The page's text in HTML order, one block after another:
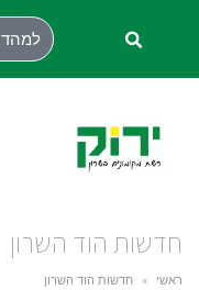
חדשות הוד השרון
ראשי » חדשות הוד השרון